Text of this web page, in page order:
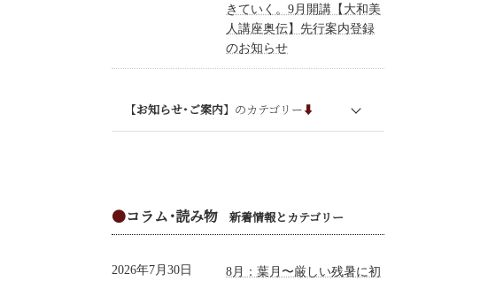
きていく。9月開講【大和美
人講座奥伝】先行案内登録
のお知らせ
【お知らせ･ご案内】のカテゴリー⬇︎
- 和敬美学の会
●コラム･読み物 新着情報とカテゴリー
2026年7月30日
8月：葉月〜厳しい残暑に初